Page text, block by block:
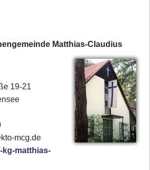
Matthias-Claudius
19-21
mcg.de
kg-matthias-